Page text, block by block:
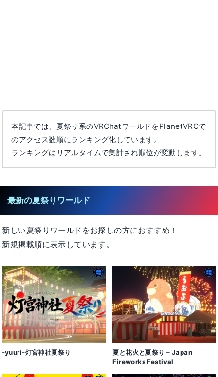
本記事では、夏祭り系のVRChatワールドをPlanetVRCで
のアクセス数順にランキング化しています。
ランキングはリアルタイムで集計され順位が変動します。
最新の夏祭りワールド
新しい夏祭りワールドをお探しの方におすすめ！
新規掲載順に表示しています。
-yuuri-灯宮神社夏祭り
夏と花火と夏祭り – Japan
Fireworks Festival